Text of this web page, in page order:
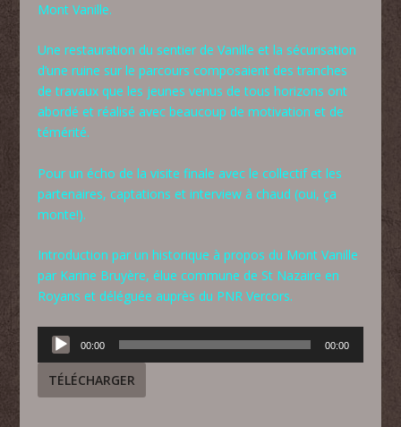
Mont Vanille.
Une restauration du sentier de Vanille et la sécurisation
d’une ruine sur le parcours composaient des tranches
de travaux que les jeunes venus de tous horizons ont
abordé et réalisé avec beaucoup de motivation et de
témérité.
Pour un écho de la visite finale avec le collectif et les
partenaires, captations et interview à chaud (oui, ça
monte!).
Introduction par un historique à propos du Mont Vanille
par Karine Bruyère, élue commune de St Nazaire en
Royans et déléguée auprès du PNR Vercors.
Lecteur
audio
00:00 00:00
TÉLÉCHARGER